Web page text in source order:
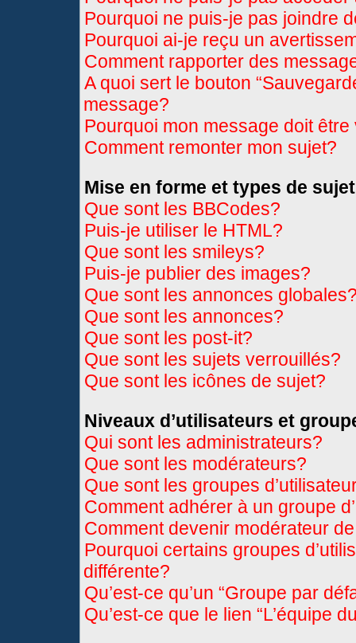
Pourquoi ne puis-je pas joindre
Pourquoi ai-je reçu un
Comment rapporter des
A quoi sert le bouton
message?
Pourquoi mon message doit être
Comment remonter mon sujet?
Mise en forme et types de sujet
Que sont les BBCodes?
Puis-je utiliser le HTML?
Que sont les smileys?
Puis-je publier des images?
Que sont les annonces
Que sont les annonces?
Que sont les post-it?
Que sont les sujets verrouillés?
Que sont les icônes de sujet?
Niveaux d’utilisateurs et
Qui sont les administrateurs?
Que sont les modérateurs?
Que sont les groupes
Comment adhérer à un groupe
Comment devenir modérateur
Pourquoi certains groupes
différente?
Qu’est-ce qu’un “Groupe par
Qu’est-ce que le lien “L’équipe